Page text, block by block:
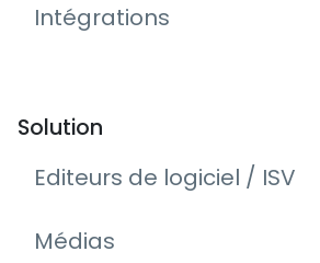
Intégrations
Solution
Editeurs de logiciel / ISV
Médias